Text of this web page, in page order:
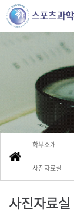
학부소개
사진자료실
사진자료실